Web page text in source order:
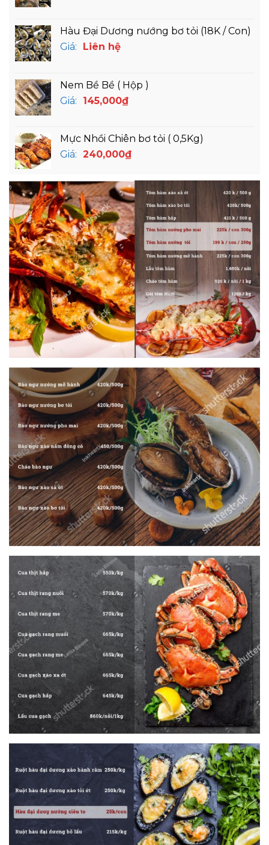
Hàu Đại Dương nướng bơ tỏi (18K / Con)
Giá:
Liên hệ
Nem Bề Bề ( Hộp )
Giá:
145,000₫
Mực Nhồi Chiên bơ tỏi ( 0,5Kg)
Giá: 240,000₫